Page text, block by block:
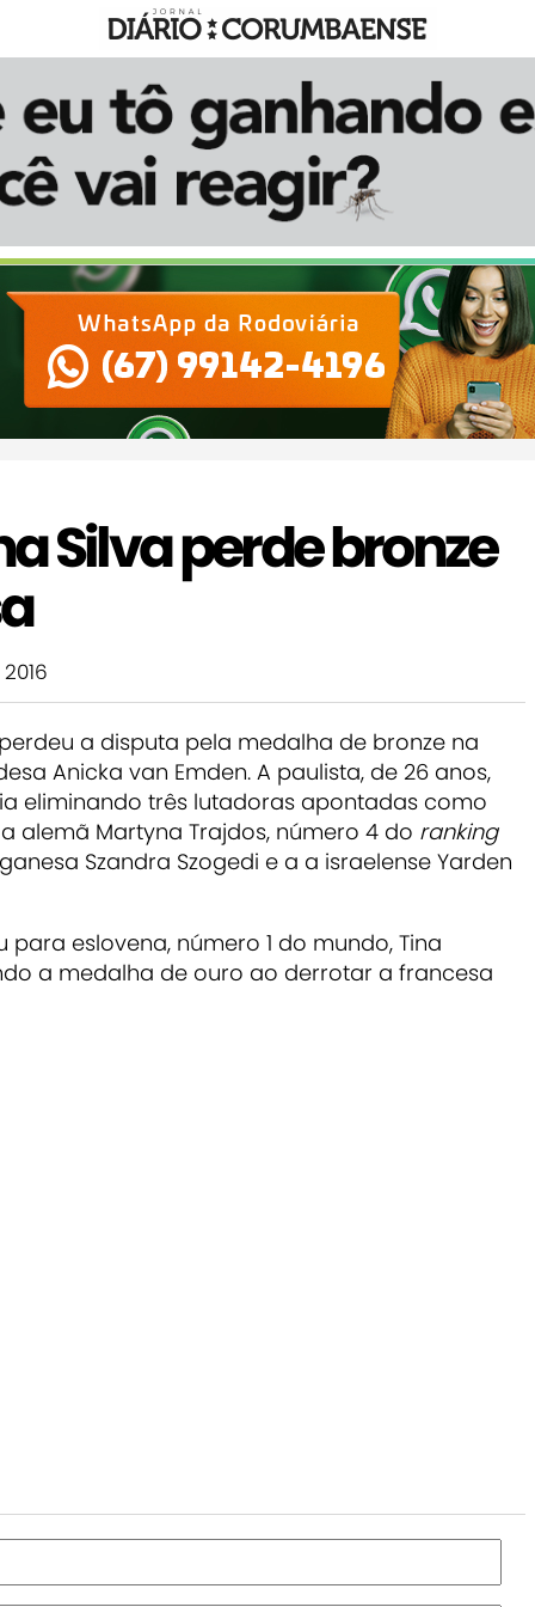
Silva perde bronze
a disputa pela medalha de bronze na
Anicka van Emden. A paulista, de 26 anos,
eliminando três lutadoras apontadas como
alemã Martyna Trajdos, número 4 do ranking
Szandra Szogedi e a a israelense Yarden
para eslovena, número 1 do mundo, Tina
a medalha de ouro ao derrotar a francesa